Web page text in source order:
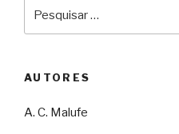
AUTORES
A. C. Malufe